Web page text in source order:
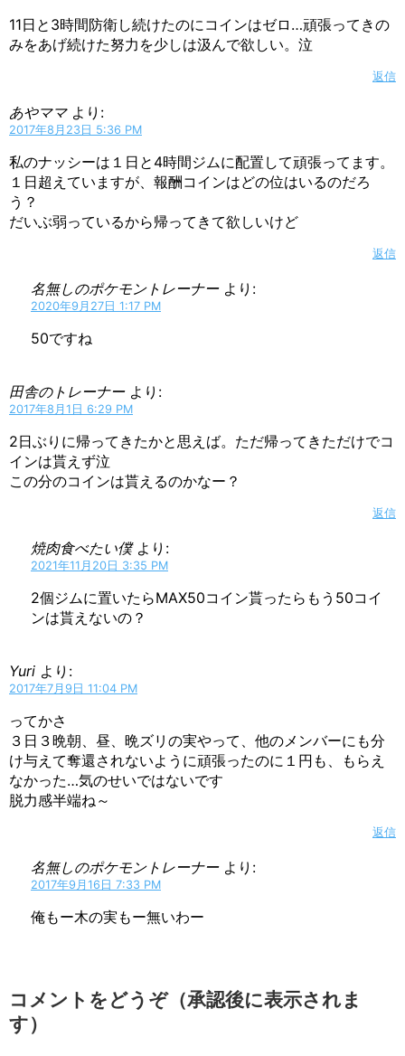
11日と3時間防衛し続けたのにコインはゼロ…頑張ってきの
みをあげ続けた努力を少しは汲んで欲しい。泣
返信
あやママ より:
2017年8月23日 5:36 PM
私のナッシーは１日と4時間ジムに配置して頑張ってます。
１日超えていますが、報酬コインはどの位はいるのだろ
う？
だいぶ弱っているから帰ってきて欲しいけど
返信
名無しのポケモントレーナー より:
2020年9月27日 1:17 PM
50ですね
田舎のトレーナー より:
2017年8月1日 6:29 PM
2日ぶりに帰ってきたかと思えば。ただ帰ってきただけでコ
インは貰えず泣
この分のコインは貰えるのかなー？
返信
焼肉食べたい僕 より:
2021年11月20日 3:35 PM
2個ジムに置いたらMAX50コイン貰ったらもう50コイ
ンは貰えないの？
Yuri より:
2017年7月9日 11:04 PM
ってかさ
３日３晩朝、昼、晩ズリの実やって、他のメンバーにも分
け与えて奪還されないように頑張ったのに１円も、もらえ
なかった…気のせいではないです
脱力感半端ね～
返信
名無しのポケモントレーナー より:
2017年9月16日 7:33 PM
俺もー木の実もー無いわー
コメントをどうぞ（承認後に表示されま
す）